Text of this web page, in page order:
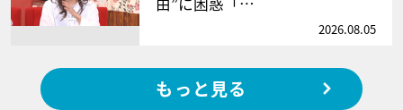
2026.08.05
もっと見る